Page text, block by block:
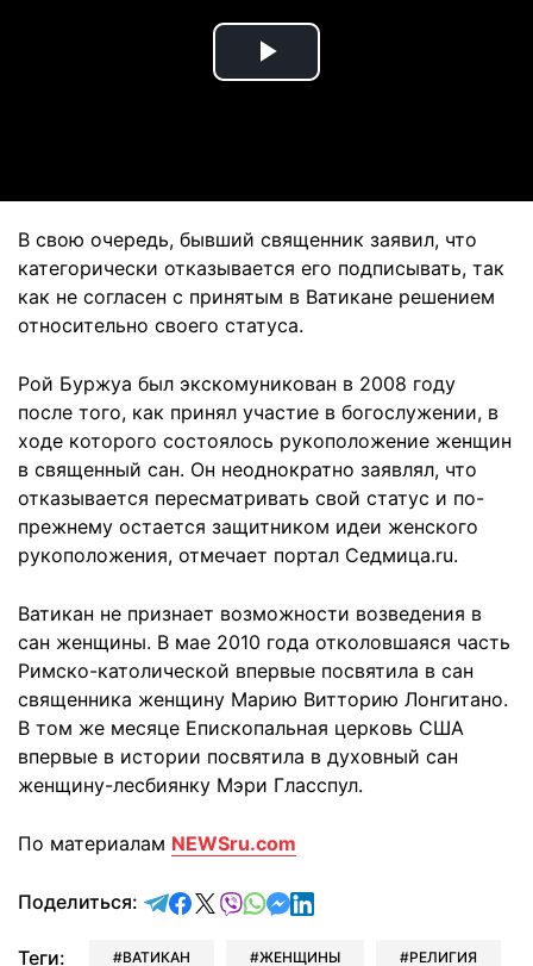
Play
В свою очередь, бывший священник заявил, что
категорически отказывается его подписывать, так
как не согласен с принятым в Ватикане решением
относительно своего статуса.
Рой Буржуа был экскомуникован в 2008 году
после того, как принял участие в богослужении, в
ходе которого состоялось рукоположение женщин
в священный сан. Он неоднократно заявлял, что
отказывается пересматривать свой статус и по-
прежнему остается защитником идеи женского
рукоположения, отмечает портал Седмица.ru.
Ватикан не признает возможности возведения в
сан женщины. В мае 2010 года отколовшаяся часть
Римско-католической впервые посвятила в сан
священника женщину Марию Витторию Лонгитано.
В том же месяце Епископальная церковь США
впервые в истории посвятила в духовный сан
женщину-лесбиянку Мэри Гласспул.
По материалам NEWSru.com
Поделиться: отправить в Telegram
поделиться в Facebook
поделиться в X
отправить в Viber
отправить в Whatsapp
отправить в Messenger
отправить в LinkedIn
Теги: ВАТИКАН ЖЕНЩИНЫ РЕЛИГИЯ